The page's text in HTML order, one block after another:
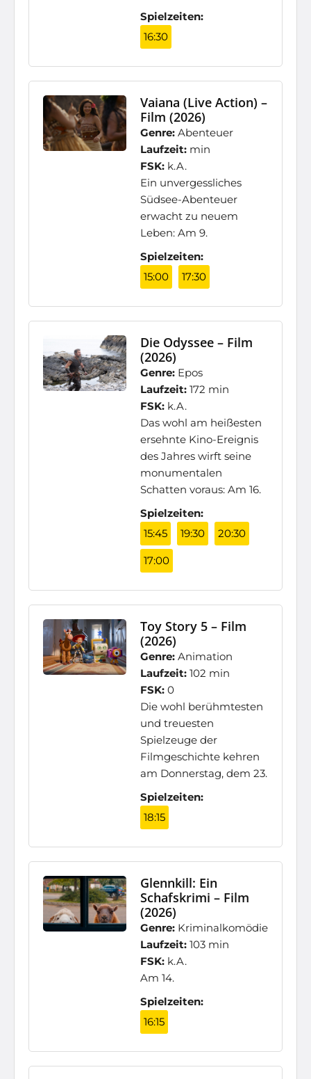
Spielzeiten:
16:30
Vaiana (Live Action) –
Film (2026)
Genre: Abenteuer
Laufzeit: min
FSK: k.A.
Ein unvergessliches
Südsee-Abenteuer
erwacht zu neuem
Leben: Am 9.
Spielzeiten:
15:00
17:30
Die Odyssee – Film
(2026)
Genre: Epos
Laufzeit: 172 min
FSK: k.A.
Das wohl am heißesten
ersehnte Kino-Ereignis
des Jahres wirft seine
monumentalen
Schatten voraus: Am 16.
Spielzeiten:
15:45
19:30 20:30
17:00
Toy Story 5 – Film
(2026)
Genre: Animation
Laufzeit: 102 min
FSK: 0
Die wohl berühmtesten
und treuesten
Spielzeuge der
Filmgeschichte kehren
am Donnerstag, dem 23.
Spielzeiten:
18:15
Glennkill: Ein
Schafskrimi – Film
(2026)
Genre: Kriminalkomödie
Laufzeit: 103 min
FSK: k.A.
Am 14.
Spielzeiten:
16:15